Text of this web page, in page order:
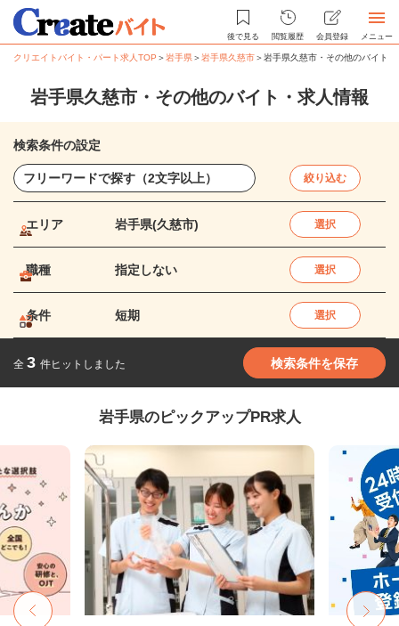
後で見る 閲覧履歴 会員登録 メニュー
クリエイトバイト・パート求人TOP ＞岩手県＞岩手県久慈市＞岩手県久慈市・その他のバイト
岩手県久慈市・その他のバイト・求人情報
検索条件の設定
絞り込む
エリア 岩手県(久慈市) 選択
職種 指定しない 選択
条件 短期 選択
全 3 件ヒットしました 検索条件を保存
岩手県のピックアップPR求人